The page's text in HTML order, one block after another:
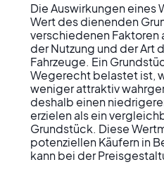
Die Auswirkungen eines
Wert des dienenden
verschiedenen
der Nutzung und der Art
Fahrzeuge. Ein
Wegerecht belastet ist,
weniger attraktiv
deshalb einen
erzielen als ein
Grundstück. Diese
potenziellen Käufern in
kann bei der